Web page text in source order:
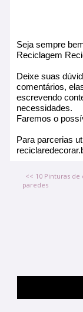
Seja sempre
Reciclagem
Deixe suas
comentários,
escrevendo
necessidades.
Faremos o
Para parcerias
<< 10 Pinturas
paredes